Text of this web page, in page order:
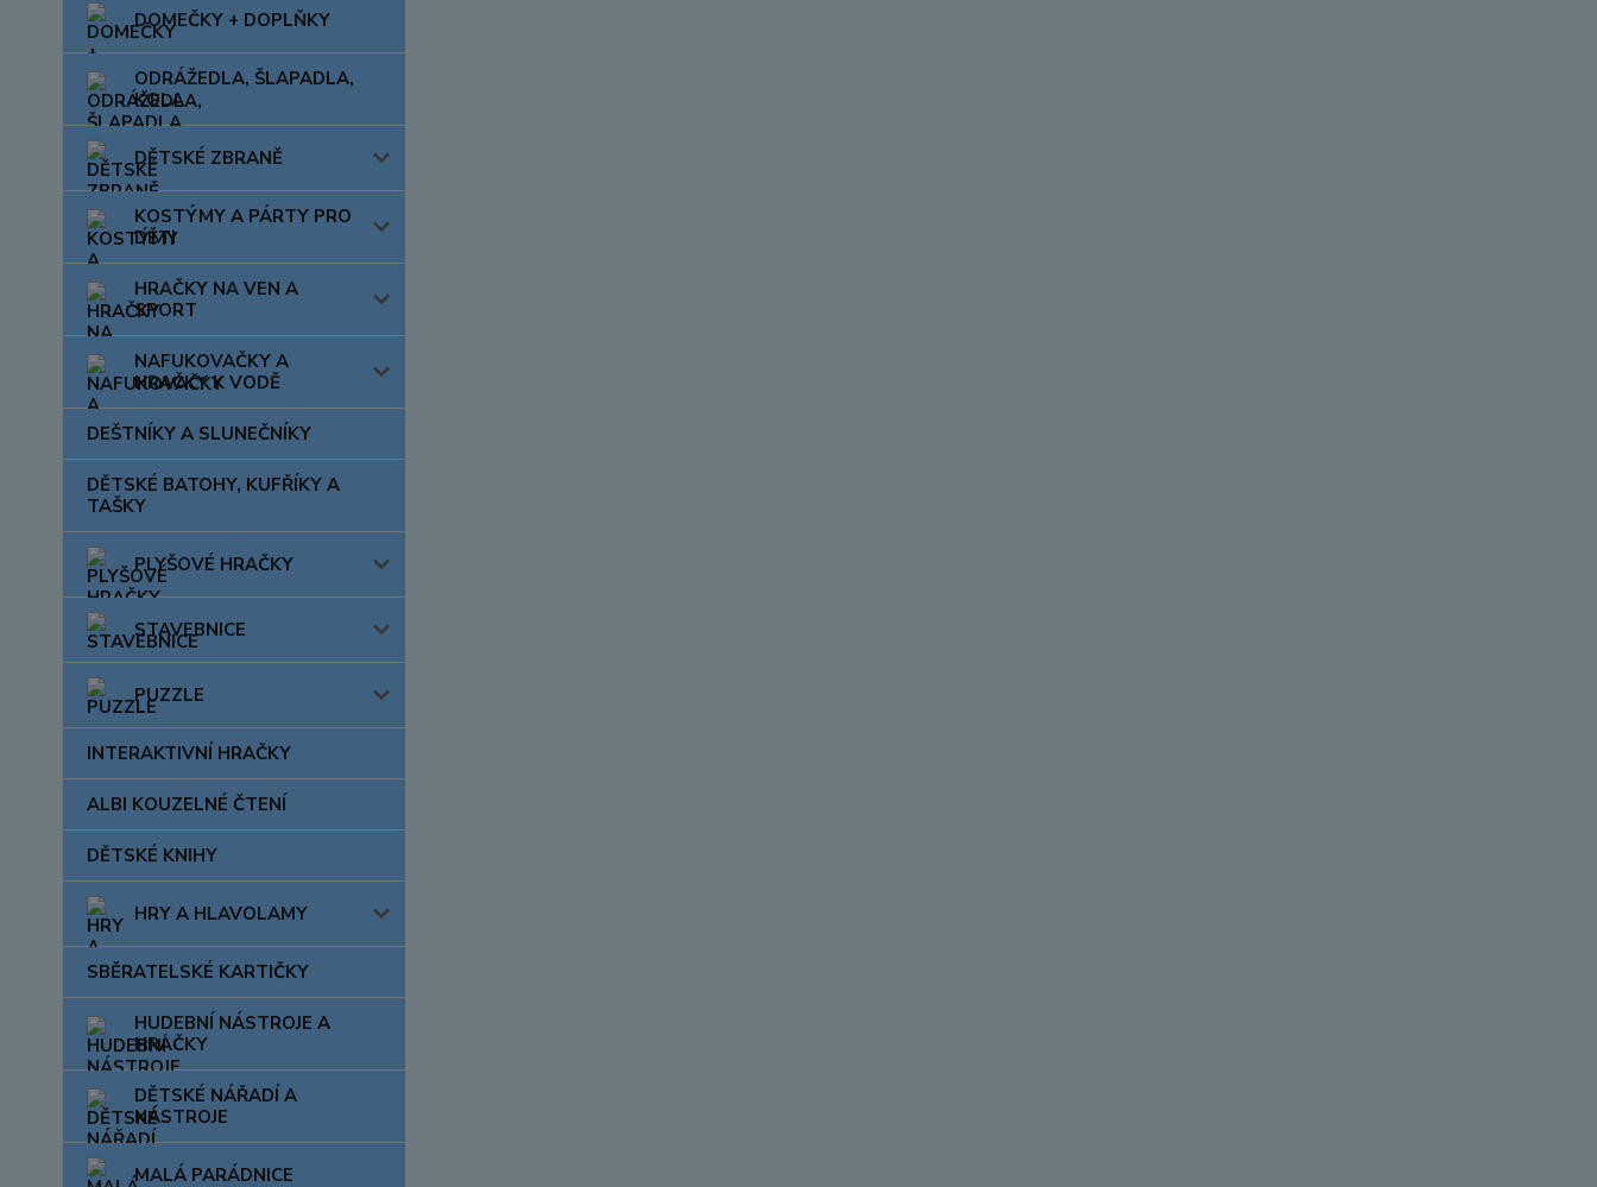
DOMEČKY + DOPLŇKY
ODRÁŽEDLA, ŠLAPADLA,
KOLA
DĚTSKÉ ZBRANĚ
KOSTÝMY A PÁRTY PRO
DĚTI
HRAČKY NA VEN A
SPORT
NAFUKOVAČKY A
HRAČKY K VODĚ
DEŠTNÍKY A SLUNEČNÍKY
DĚTSKÉ BATOHY, KUFŘÍKY A
TAŠKY
PLYŠOVÉ HRAČKY
STAVEBNICE
PUZZLE
INTERAKTIVNÍ HRAČKY
ALBI KOUZELNÉ ČTENÍ
DĚTSKÉ KNIHY
HRY A HLAVOLAMY
SBĚRATELSKÉ KARTIČKY
HUDEBNÍ NÁSTROJE A
HRAČKY
DĚTSKÉ NÁŘADÍ A
NÁSTROJE
MALÁ PARÁDNICE